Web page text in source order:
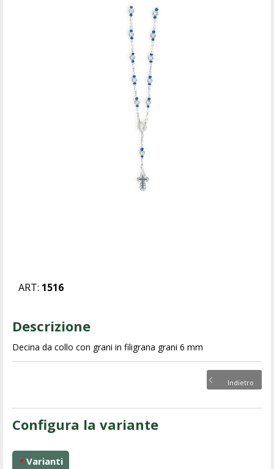
ART: 1516
Descrizione
Decina da collo con grani in filigrana grani 6 mm
Indietro
Configura la variante
* Varianti